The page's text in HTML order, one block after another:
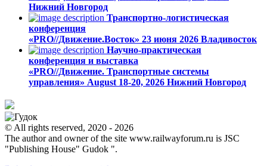
Нижний Новгород
Транспортно-логистическая
конференция
«PRO//Движение.Восток» 23 июня 2026 Владивосток
Научно-практическая
конференция и выставка
«PRO//Движение. Транспортные системы
управления» August 18-20, 2026 Нижний Новгород
© All rights reserved, 2020 - 2026
The author and owner of the site www.railwayforum.ru is JSC
"Publishing House" Gudok ".